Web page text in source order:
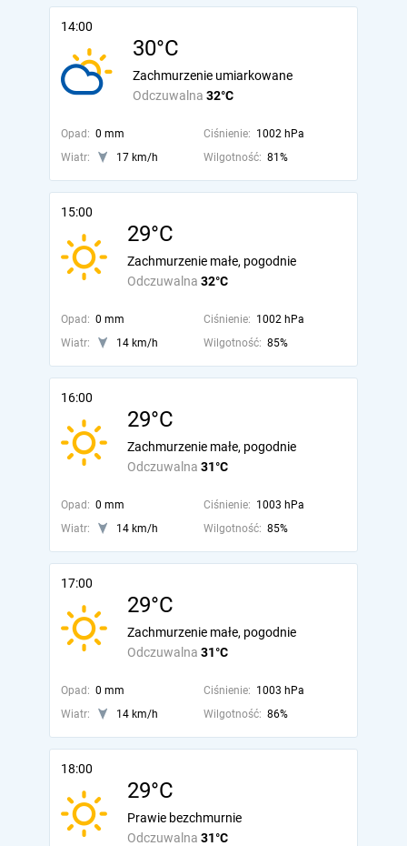
14:00
30°C
Odczuwalna 32°C
Zachmurzenie umiarkowane
Opad: 0 mm Ciśnienie: 1002 hPa
Wiatr:
17 km/h Wilgotność: 81%
15:00
29°C
Odczuwalna 32°C
Zachmurzenie małe, pogodnie
Opad: 0 mm Ciśnienie: 1002 hPa
Wiatr:
14 km/h Wilgotność: 85%
16:00
29°C
Odczuwalna 31°C
Zachmurzenie małe, pogodnie
Opad: 0 mm Ciśnienie: 1003 hPa
Wiatr:
14 km/h Wilgotność: 85%
17:00
29°C
Odczuwalna 31°C
Zachmurzenie małe, pogodnie
Opad: 0 mm Ciśnienie: 1003 hPa
Wiatr:
14 km/h Wilgotność: 86%
18:00
29°C
Odczuwalna 31°C
Prawie bezchmurnie